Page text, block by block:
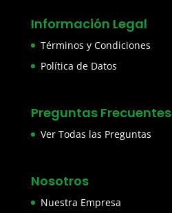
Información Legal
Términos y Condiciones
Política de Datos
Preguntas Frecuentes
Ver Todas las Preguntas
Nosotros
Nuestra Empresa